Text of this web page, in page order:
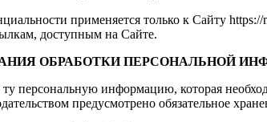
применяется только к Сайту
доступным на Сайте.
ОБРАБОТКИ ПЕРСОНАЛЬНОЙ
персональную информацию, которая
предусмотрено обязательное